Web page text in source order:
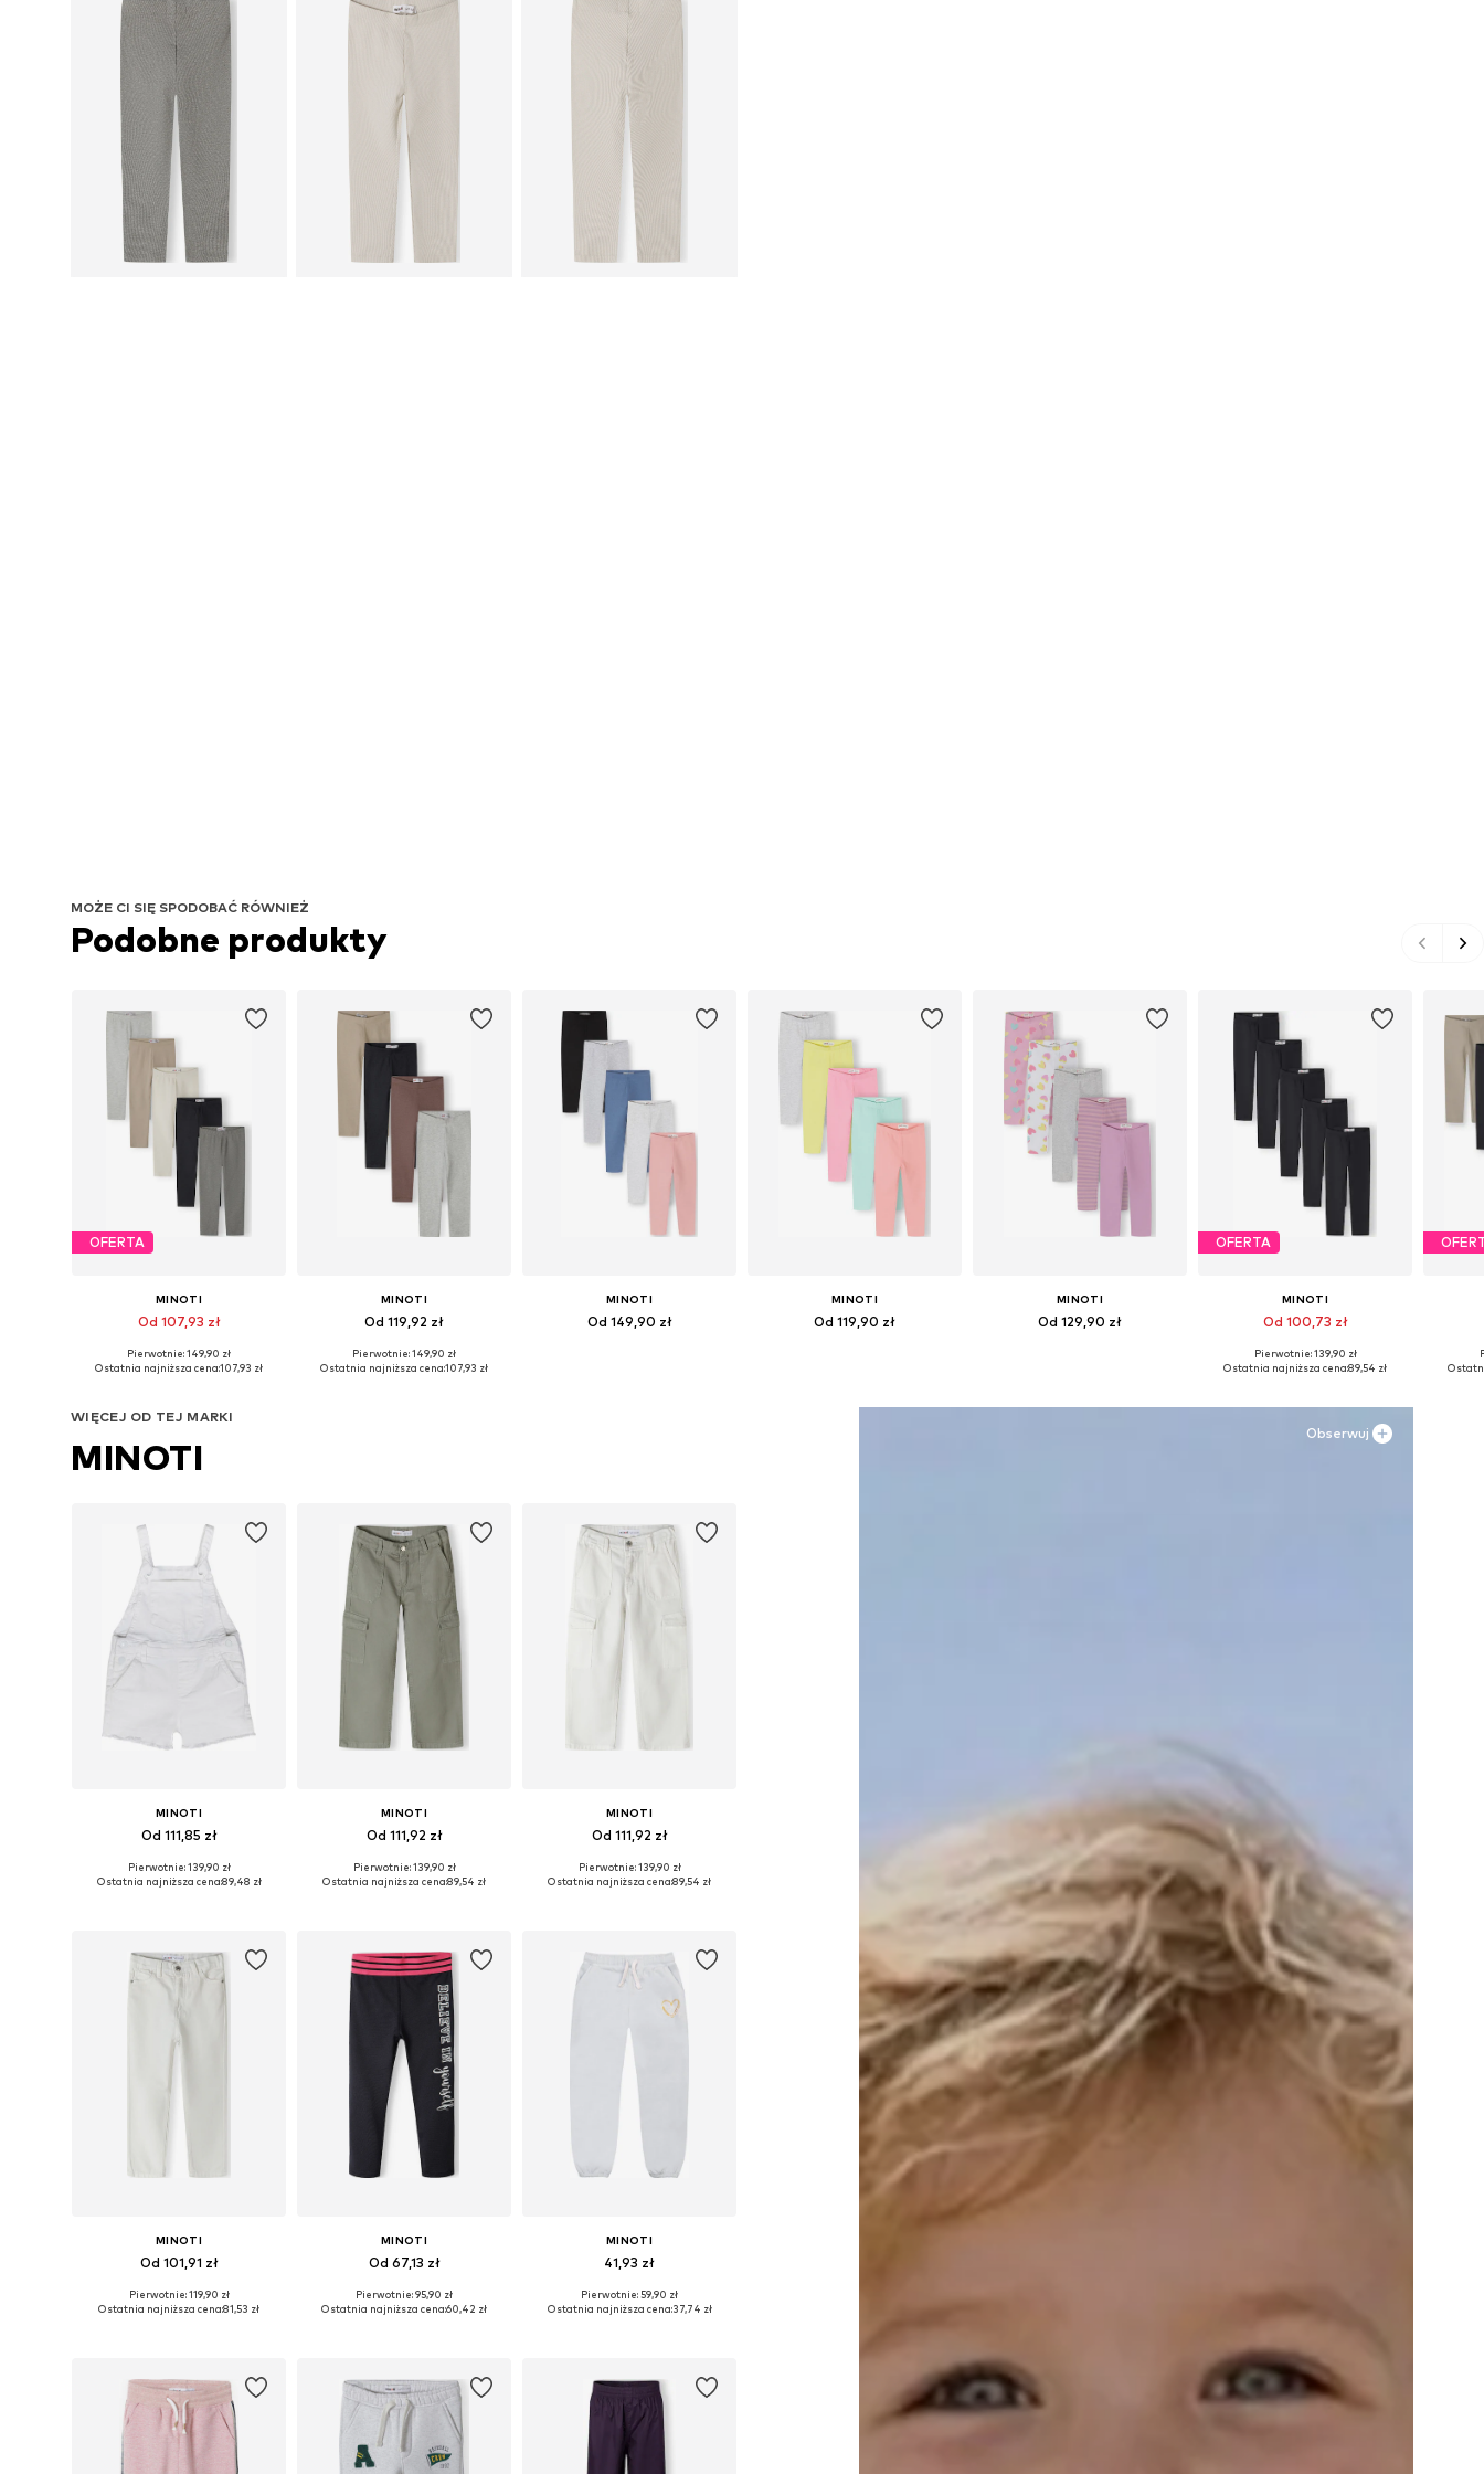
MOŻE CI SIĘ SPODOBAĆ RÓWNIEŻ
Podobne produkty
OFERTA
MINOTI
Od 107,93 zł
Dostępne w różnych rozmiarach
Pierwotnie: 149,90 zł
Ostatnia najniższa cena:107,93 zł
MINOTI
Od 119,92 zł
Dostępne w różnych rozmiarach
Pierwotnie: 149,90 zł
Ostatnia najniższa cena:107,93 zł
MINOTI
Od 149,90 zł
MINOTI
Od 119,90 zł
MINOTI
Od 129,90 zł
OFERTA
MINOTI
Od 100,73 zł
Dostępne w różnych rozmiarach
Pierwotnie: 139,90 zł
Ostatnia najniższa cena:89,54 zł
Obserwuj
WIĘCEJ OD TEJ MARKI
MINOTI
MINOTI
Od 111,85 zł
Dostępne w różnych rozmiarach
Pierwotnie: 139,90 zł
Ostatnia najniższa cena:89,48 zł
MINOTI
Od 111,92 zł
Dostępne w różnych rozmiarach
Pierwotnie: 139,90 zł
Ostatnia najniższa cena:89,54 zł
MINOTI
Od 111,92 zł
Dostępne w różnych rozmiarach
Pierwotnie: 139,90 zł
Ostatnia najniższa cena:89,54 zł
MINOTI
Od 101,91 zł
Dostępne w różnych rozmiarach
Pierwotnie: 119,90 zł
Ostatnia najniższa cena:81,53 zł
MINOTI
Od 67,13 zł
Dostępne w różnych rozmiarach
Pierwotnie: 95,90 zł
Ostatnia najniższa cena:60,42 zł
MINOTI
41,93 zł
Dostępne rozmiary: 80-86
Pierwotnie: 59,90 zł
Ostatnia najniższa cena:37,74 zł